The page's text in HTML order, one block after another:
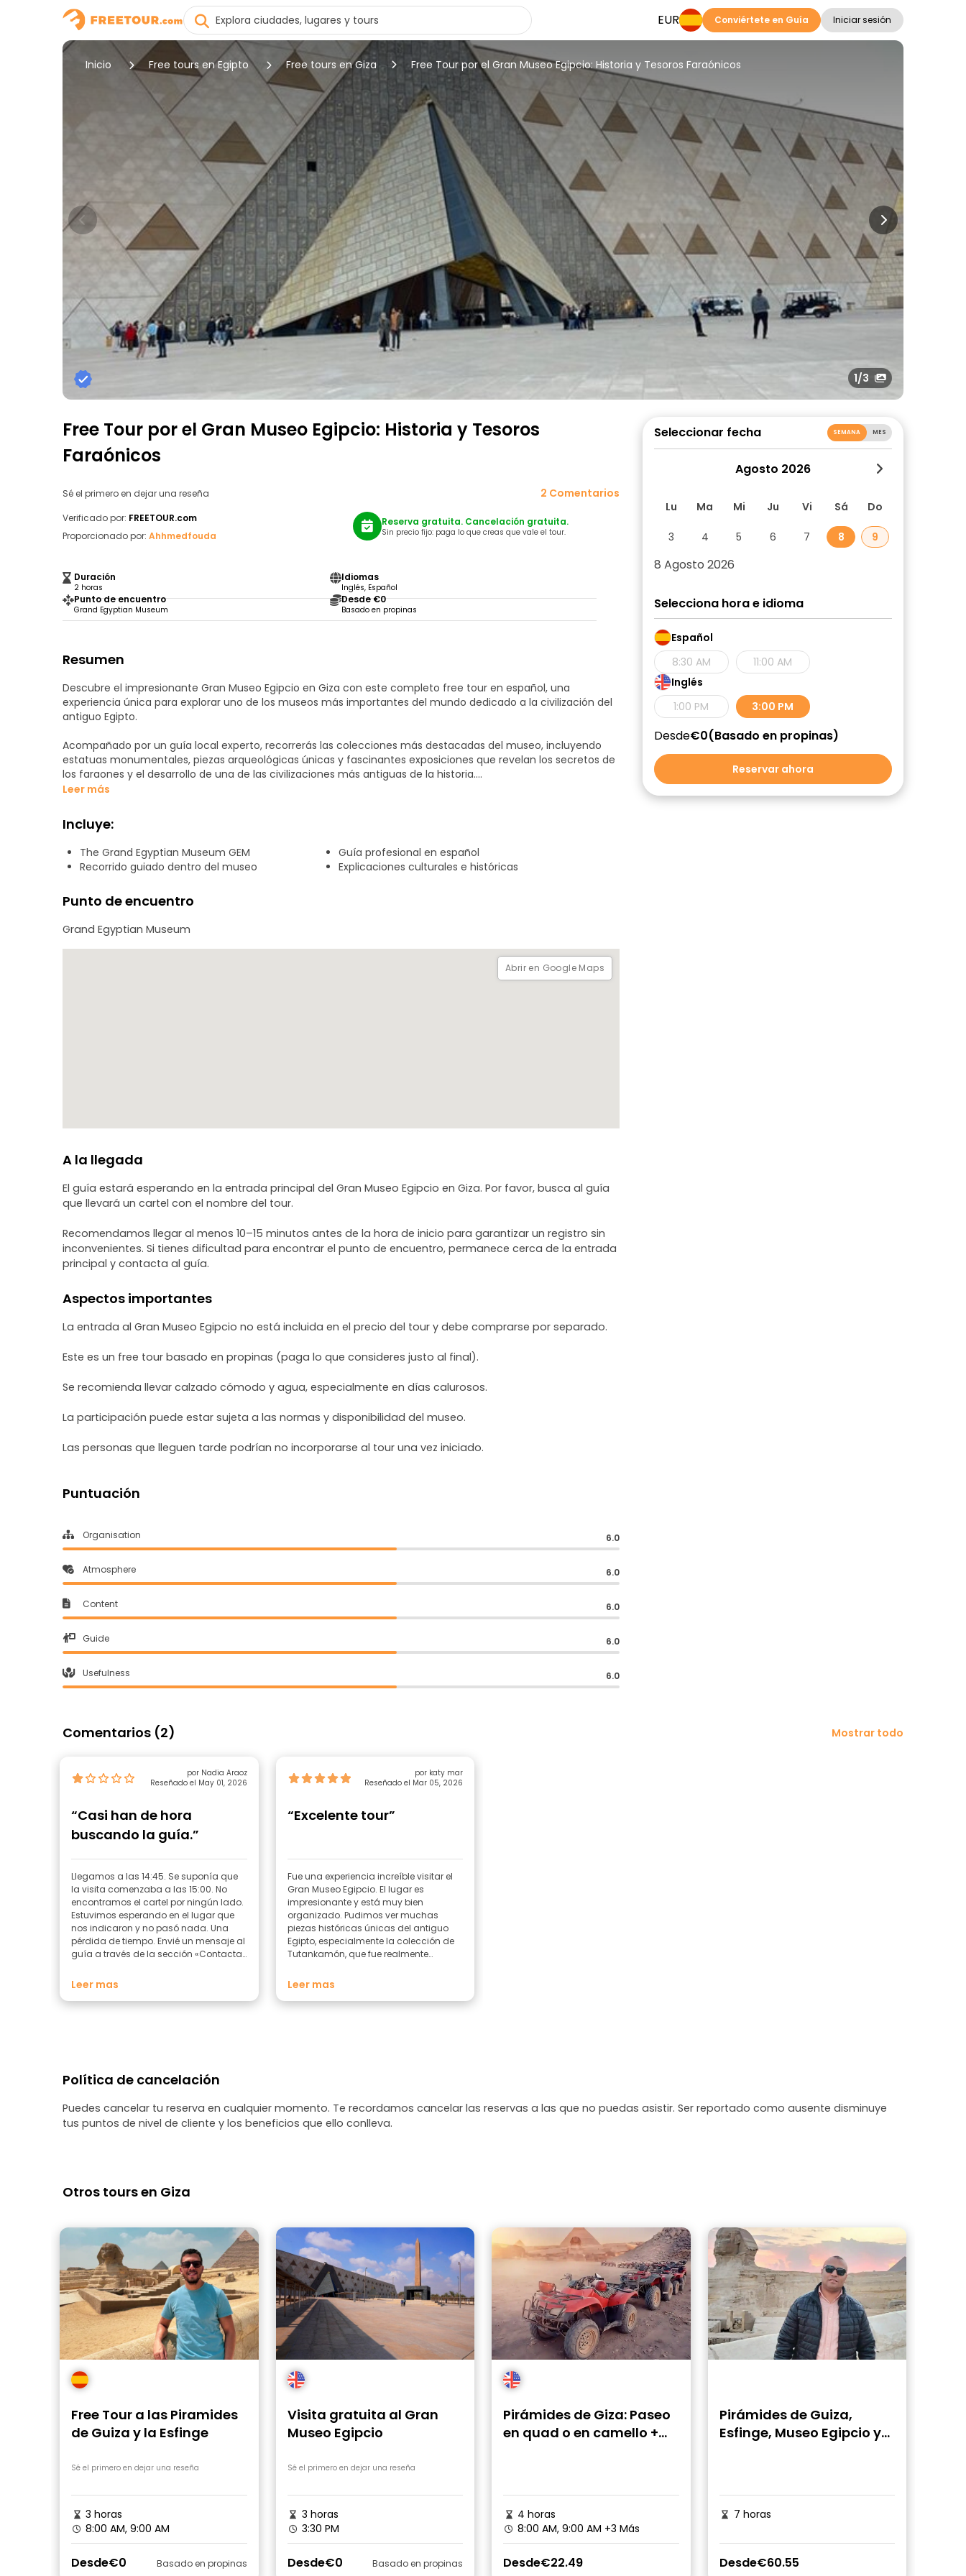
EUR Conviértete en Guía Iniciar sesión
Inicio Free tours en Egipto Free tours en Giza Free Tour por el Gran Museo Egipcio: Historia y Tesoros Faraónicos
1/3
Free Tour por el Gran Museo Egipcio: Historia y Tesoros
Faraónicos
Sé el primero en dejar una reseña 2 Comentarios
Verificado por: FREETOUR.com
Proporcionado por: Ahhmedfouda
Duración
2 horas
Idiomas
Inglés, Español
Punto de encuentro
Grand Egyptian Museum
Desde €0
Basado en propinas
Reserva gratuita. Cancelación gratuita.
Sin precio fijo: paga lo que creas que vale el tour.
Resumen
Descubre el impresionante Gran Museo Egipcio en Giza con este completo free tour en español, una
experiencia única para explorar uno de los museos más importantes del mundo dedicado a la civilización del
antiguo Egipto.
Acompañado por un guía local experto, recorrerás las colecciones más destacadas del museo, incluyendo
estatuas monumentales, piezas arqueológicas únicas y fascinantes exposiciones que revelan los secretos de
los faraones y el desarrollo de una de las civilizaciones más antiguas de la historia.
enriquecedora, ayudándote a entender el verdadero valor de cada obra y su contexto histórico.
Este tour es ideal para viajeros que buscan una experiencia cultural, educativa y bien organizada, ya sea en
familia, en grupo o de forma individual.
Leer más
Incluye:
The Grand Egyptian Museum GEM
Guía profesional en español
Recorrido guiado dentro del museo
Explicaciones culturales e históricas
Punto de encuentro
Grand Egyptian Museum
Abrir en Google Maps
A la llegada
El guía estará esperando en la entrada principal del Gran Museo Egipcio en Giza. Por favor, busca al guía
que llevará un cartel con el nombre del tour.
Recomendamos llegar al menos 10–15 minutos antes de la hora de inicio para garantizar un registro sin
inconvenientes. Si tienes dificultad para encontrar el punto de encuentro, permanece cerca de la entrada
principal y contacta al guía.
Aspectos importantes
La entrada al Gran Museo Egipcio no está incluida en el precio del tour y debe comprarse por separado.
Este es un free tour basado en propinas (paga lo que consideres justo al final).
Se recomienda llevar calzado cómodo y agua, especialmente en días calurosos.
La participación puede estar sujeta a las normas y disponibilidad del museo.
Las personas que lleguen tarde podrían no incorporarse al tour una vez iniciado.
Puntuación
Organisation 6.0
Atmosphere 6.0
Content 6.0
Guide 6.0
Usefulness 6.0
Comentarios (2) Mostrar todo
por Nadia Araoz
Reseñado el May 01, 2026
“Casi han de hora
buscando la guía.”
Llegamos a las 14:45. Se suponía que
la visita comenzaba a las 15:00. No
encontramos el cartel por ningún lado.
Estuvimos esperando en el lugar que
nos indicaron y no pasó nada. Una
pérdida de tiempo. Envié un mensaje al
guía a través de la sección «Contactar
Nadie respondió. NO RECOMIENDO ESTA
Leer mas
por katy mar
Reseñado el Mar 05, 2026
“Excelente tour”
Fue una experiencia increíble visitar el
Gran Museo Egipcio. El lugar es
impresionante y está muy bien
organizado. Pudimos ver muchas
piezas históricas únicas del antiguo
Egipto, especialmente la colección de
Tutankamón, que fue realmente
explicó toda la historia de una manera
todas nuestras preguntas con mucha
Leer mas
Política de cancelación
Puedes cancelar tu reserva en cualquier momento. Te recordamos cancelar las reservas a las que no puedas asistir. Ser reportado como ausente disminuye
tus puntos de nivel de cliente y los beneficios que ello conlleva.
Seleccionar fecha SEMANA MES
Agosto 2026
Lu Ma Mi Ju Vi Sá Do
3 4 5 6 7 8 9
8 Agosto 2026
Selecciona hora e idioma
Español
8:30 AM
11:00 AM
Inglés
1:00 PM
3:00 PM
Desde€0 Basado en propinas
Reservar ahora
Otros tours en Giza
Free Tour a las Piramides
de Guiza y la Esfinge
Sé el primero en dejar una reseña
3 horas
8:00 AM, 9:00 AM
Desde€0 Basado en propinas
Visita gratuita al Gran
Museo Egipcio
Sé el primero en dejar una reseña
3 horas
3:30 PM
Desde€0 Basado en propinas
Pirámides de Giza: Paseo
en quad o en camello +
4 horas
8:00 AM, 9:00 AM +3 Más
Desde€22.49
Pirámides de Guiza,
Esfinge, Museo Egipcio y
7 horas
Desde€60.55